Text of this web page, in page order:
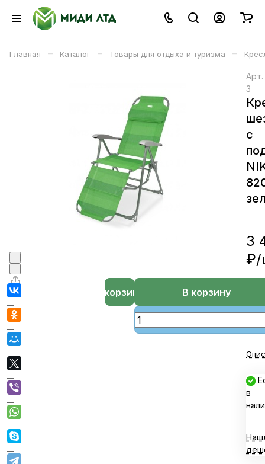
Главная – Каталог – Товары для отдыха и туризма –
Арт.
З
с
3
₽/
В корзину
В корзине
в